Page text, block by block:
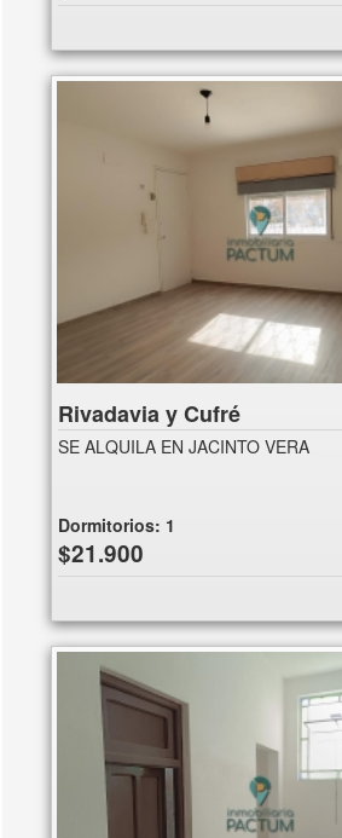
Rivadavia y Cufré
SE ALQUILA EN JACINTO VERA
Dormitorios: 1
$21.900